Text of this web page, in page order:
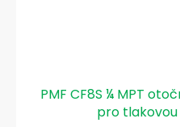
PMF CF8S ¼ MPT
pro tlakovou